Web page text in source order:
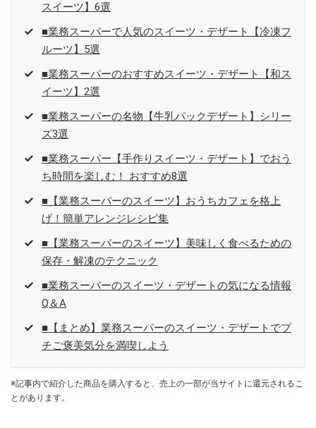
スイーツ】6選
■業務スーパーで人気のスイーツ・デザート【冷凍フ
ルーツ】5選
■業務スーパーのおすすめスイーツ・デザート【和ス
イーツ】2選
■業務スーパーの名物【牛乳パックデザート】シリー
ズ3選
■業務スーパー【手作りスイーツ・デザート】でおう
ち時間を楽しむ！ おすすめ8選
■【業務スーパーのスイーツ】おうちカフェを格上
げ！簡単アレンジレシピ集
■【業務スーパーのスイーツ】美味しく食べるための
保存・解凍のテクニック
■業務スーパーのスイーツ・デザートの気になる情報
Q＆A
■【まとめ】業務スーパーのスイーツ・デザートでプ
チご褒美気分を満喫しよう
※記事内で紹介した商品を購入すると、売上の一部が当サイトに還元されるこ
とがあります。